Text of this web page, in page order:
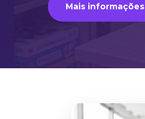
Mais informações